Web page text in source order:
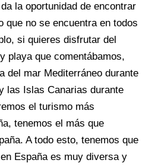
la oportunidad de encontrar
que no se encuentra en todos
si quieres disfrutar del
playa que comentábamos,
del mar Mediterráneo durante
las Islas Canarias durante
el turismo más
tenemos el más que
A todo esto, tenemos que
España es muy diversa y